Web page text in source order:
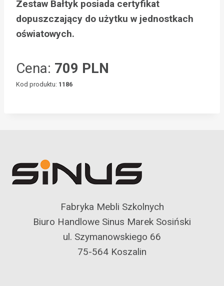
Zestaw Bałtyk posiada certyfikat
dopuszczający do użytku w jednostkach
oświatowych.
Cena: 709 PLN
Kod produktu: 1186
Fabryka Mebli Szkolnych
Biuro Handlowe Sinus Marek Sosiński
ul. Szymanowskiego 66
75-564 Koszalin